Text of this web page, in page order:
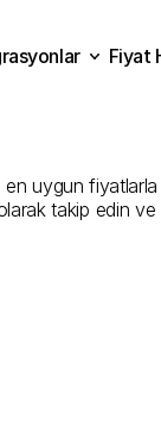
uygun
takip edin
Fiyat